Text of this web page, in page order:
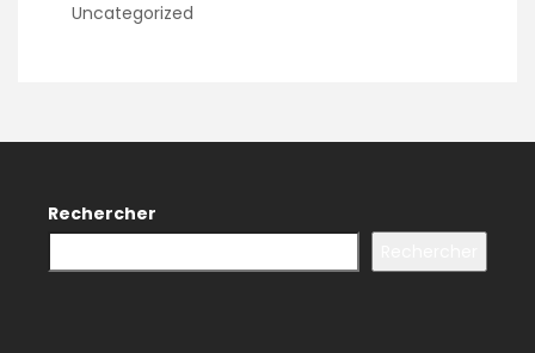
Uncategorized
Rechercher